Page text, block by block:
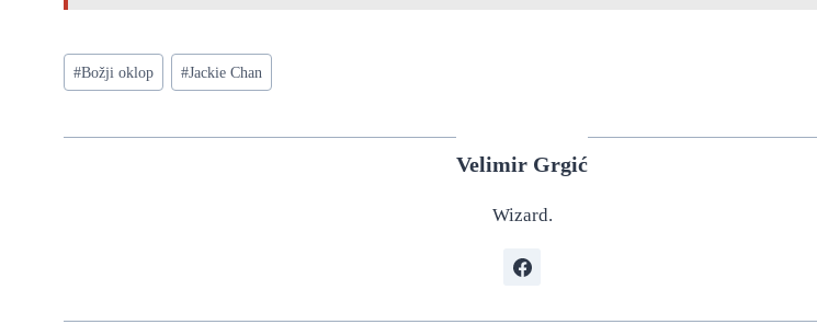
Post
Tags:
#Božji oklop #Jackie Chan
Velimir Grgić
Wizard.